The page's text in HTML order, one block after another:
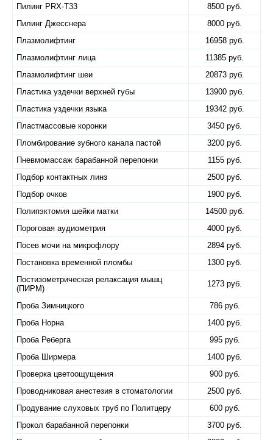
Пилинг PRX-T33
8500 руб.
Пилинг Джесснера
8000 руб.
Плазмолифтинг
16958 руб.
Плазмолифтинг лица
11385 руб.
Плазмолифтинг шеи
20873 руб.
Пластика уздечки верхней губы
13900 руб.
Пластика уздечки языка
19342 руб.
Пластмассовые коронки
3450 руб.
Пломбирование зубного канала пастой
3200 руб.
Пневмомассаж барабанной перепонки
1155 руб.
Подбор контактных линз
2500 руб.
Подбор очков
1900 руб.
Полипэктомия шейки матки
14500 руб.
Пороговая аудиометрия
4000 руб.
Посев мочи на микрофлору
2894 руб.
Постановка временной пломбы
1300 руб.
Постизометрическая релаксация мышц
(ПИРМ)
1273 руб.
Проба Зимницкого
786 руб.
Проба Норна
1400 руб.
Проба Реберга
995 руб.
Проба Ширмера
1400 руб.
Проверка цветоощущения
900 руб.
Проводниковая анестезия в стоматологии
2500 руб.
Продувание слуховых труб по Политцеру
600 руб.
Прокол барабанной перепонки
3700 руб.